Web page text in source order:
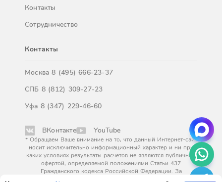
Контакты
Сотрудничество
Контакты
Москва8 (495) 666-23-37
СПБ 8 (812) 309-27-23
Уфа 8 (347) 229-46-60
ВКонтакте YouTube
* Обращаем Ваше внимание на то, что данный Интернет-сайт
носит исключительно информационный характер и ни при
каких условиях результаты расчетов не являются публичной
офертой, определяемой положениями Статьи 437
Гражданского кодекса Российской Федерации. За